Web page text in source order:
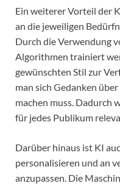
Ein weiterer Vorteil der
an die jeweiligen
Durch die Verwendung
Algorithmen trainiert
gewünschten Stil zur
man sich Gedanken
machen muss. Dadurch
für jedes Publikum
Darüber hinaus ist KI
personalisieren und an
anzupassen. Die